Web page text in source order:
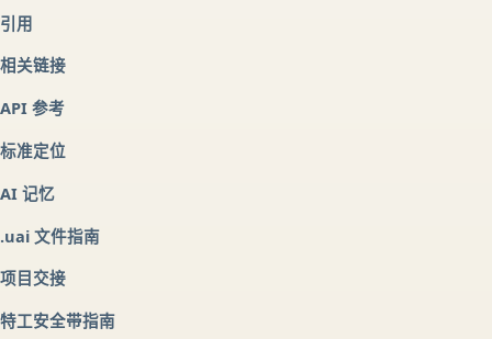
引用
相关链接
API 参考
标准定位
AI 记忆
.uai 文件指南
项目交接
特工安全带指南